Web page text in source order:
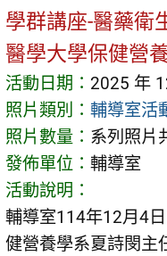
學群講座-醫藥衛
醫學大學保健營
活動日期： 2025 年
照片類別： 輔導室活
照片數量： 系列照片
發佈單位： 輔導室
活動說明：
輔導室114年12月4
健營養學系夏詩閔主